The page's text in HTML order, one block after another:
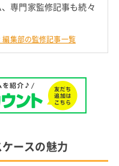
専門家監修記事も続々
集部の監修記事一覧
ースの魅力